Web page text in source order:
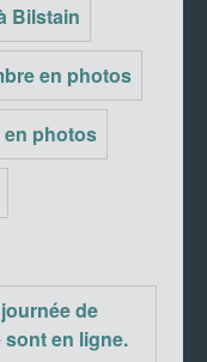
Bilstain
en photos
en photos
de
en ligne.